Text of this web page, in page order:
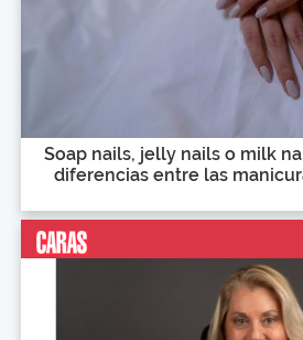
Soap nails, jelly nails o milk
diferencias entre las